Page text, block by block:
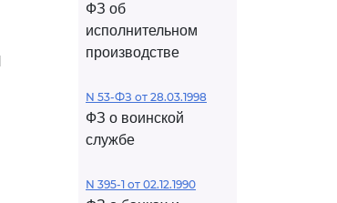
ФЗ об
исполнительном
производстве
N 53-ФЗ от 28.03.1998
ФЗ о воинской
службе
N 395-1 от 02.12.1990